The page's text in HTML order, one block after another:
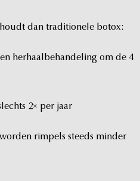
dan traditionele botox:
herhaalbehandeling om de 4
2× per jaar
worden rimpels steeds minder